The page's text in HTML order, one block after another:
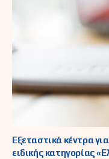
Εξεταστικά κέντρα
ειδικής κατηγορίας